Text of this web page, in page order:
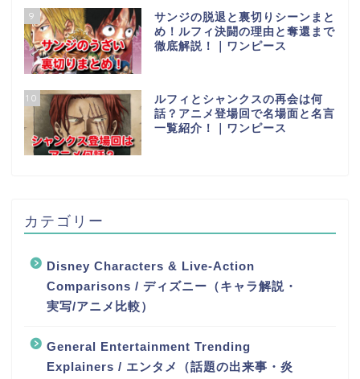
9
サンジの脱退と裏切りシーンまと
め！ルフィ決闘の理由と奪還まで
徹底解説！｜ワンピース
10
ルフィとシャンクスの再会は何
話？アニメ登場回で名場面と名言
一覧紹介！｜ワンピース
カテゴリー
Disney Characters & Live-Action
Comparisons / ディズニー（キャラ解説・
実写/アニメ比較）
General Entertainment Trending
Explainers / エンタメ（話題の出来事・炎